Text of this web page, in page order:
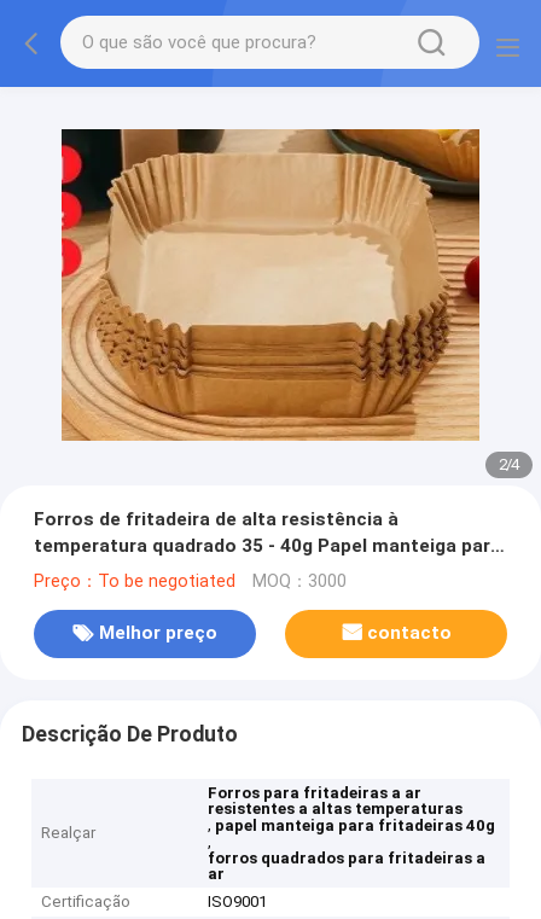
2/4
Forros de fritadeira de alta resistência à
temperatura quadrado 35 - 40g Papel manteiga para
fritadeira
Preço：To be negotiated MOQ：3000
Melhor preço contacto
Descrição De Produto
Realçar
Forros para fritadeiras a ar
resistentes a altas temperaturas
, papel manteiga para fritadeiras 40g
,
forros quadrados para fritadeiras a
ar
Certificação
ISO9001